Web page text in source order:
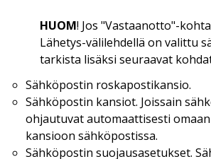
HUOM! Jos "Vastaanotto"-
Lähetys-välilehdellä on valittu
tarkista lisäksi seuraavat
Sähköpostin roskapostikansio.
Sähköpostin kansiot. Joissain
ohjautuvat automaattisesti
kansioon sähköpostissa.
Sähköpostin suojausasetukset.